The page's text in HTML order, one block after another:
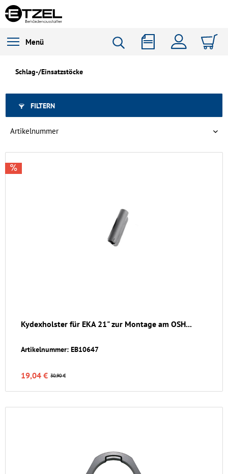
Menü
Schlag-/Einsatzstöcke
FILTERN
Kydexholster für EKA 21" zur Montage am OSH...
Artikelnummer: EB10647
30,90 €
19,04 €